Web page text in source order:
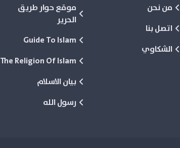
من نحن
اتصل بنا
الشكاوي
موقع حوار طريق
الحرير
Guide To Islam
The Religion Of Islam
بيان الاسلام
رسول الله